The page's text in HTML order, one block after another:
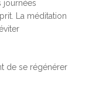
journées
La méditation
de se régénérer